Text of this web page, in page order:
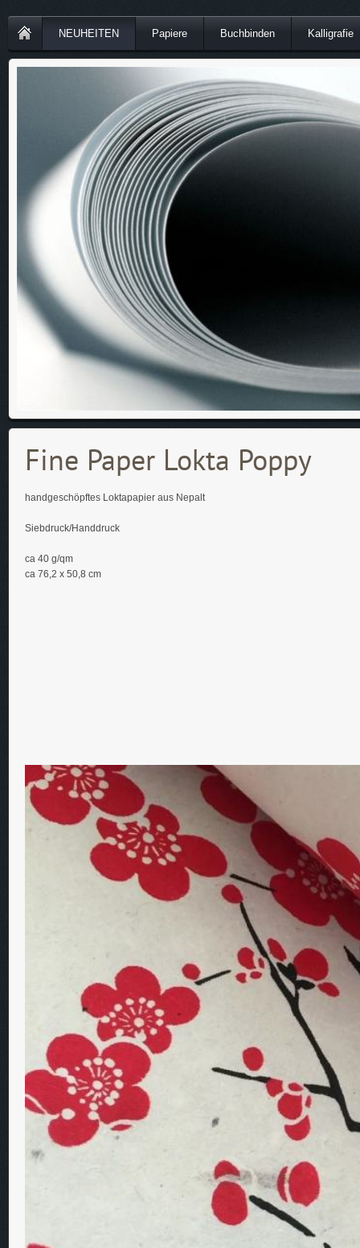
NEUHEITEN Papiere Buchbinden Kalligrafie
Fine Paper Lokta Poppy
handgeschöpftes Loktapapier aus Nepalt
Siebdruck/Handdruck
ca 40 g/qm
ca 76,2 x 50,8 cm